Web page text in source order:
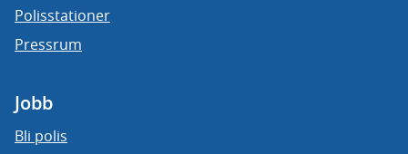
Polisstationer
Pressrum
Jobb
Bli polis